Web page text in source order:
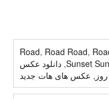
Road ,Road Road ,
Sunset
, دانلود عکس
, عکس های هات جدید